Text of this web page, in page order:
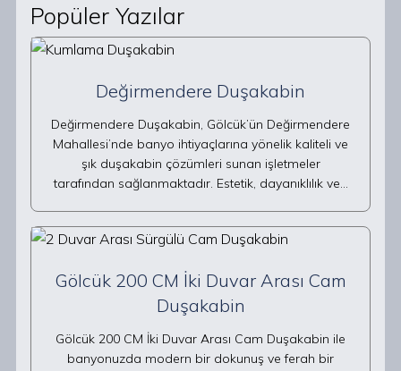
Popüler Yazılar
Değirmendere Duşakabin
Değirmendere Duşakabin, Gölcük’ün Değirmendere
Mahallesi’nde banyo ihtiyaçlarına yönelik kaliteli ve
şık duşakabin çözümleri sunan işletmeler
tarafından sağlanmaktadır. Estetik, dayanıklılık ve…
Gölcük 200 CM İki Duvar Arası Cam
Duşakabin
Gölcük 200 CM İki Duvar Arası Cam Duşakabin ile
banyonuzda modern bir dokunuş ve ferah bir